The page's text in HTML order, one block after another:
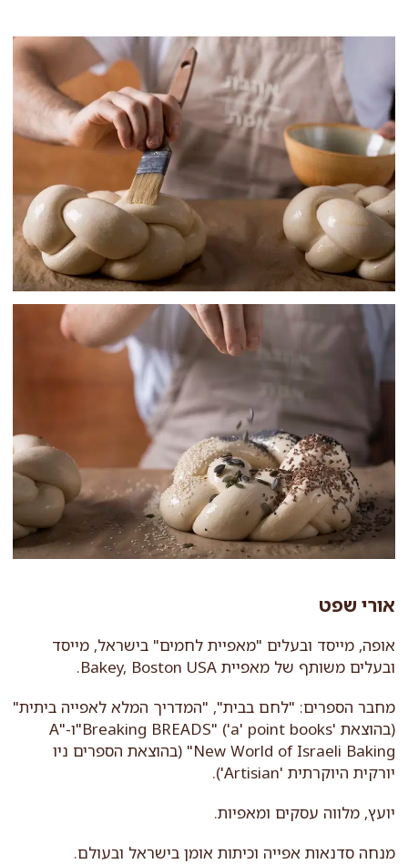
אורי שפט
אופה, מייסד ובעלים "מאפיית לחמים" בישראל, מייסד
ובעלים משותף של מאפיית Bakey, Boston USA.
מחבר הספרים: "לחם בבית", "המדריך המלא לאפייה ביתית"
(בהוצאת 'a' point books') "Breaking BREADS"ו-"A
New World of Israeli Baking" (בהוצאת הספרים ניו
יורקית היוקרתית 'Artisian').
יועץ, מלווה עסקים ומאפיות.
מנחה סדנאות אפייה וכיתות אומן בישראל ובעולם.